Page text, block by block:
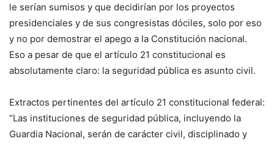
le serían sumisos y que decidirían por los proyectos
presidenciales y de sus congresistas dóciles, solo por eso
y no por demostrar el apego a la Constitución nacional.
Eso a pesar de que el artículo 21 constitucional es
absolutamente claro: la seguridad pública es asunto civil.
Extractos pertinentes del artículo 21 constitucional federal:
“Las instituciones de seguridad pública, incluyendo la
Guardia Nacional, serán de carácter civil, disciplinado y